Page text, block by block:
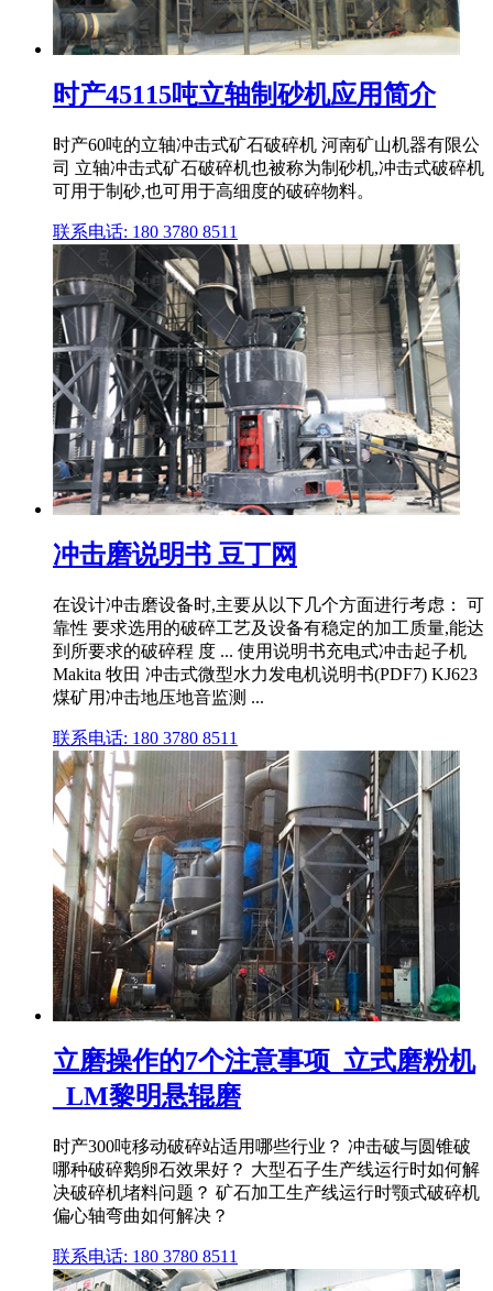
时产45115吨立轴制砂机应用简介
时产60吨的立轴冲击式矿石破碎机 河南矿山机器有限公
司 立轴冲击式矿石破碎机也被称为制砂机,冲击式破碎机
可用于制砂,也可用于高细度的破碎物料。
联系电话: 180 3780 8511
冲击磨说明书 豆丁网
在设计冲击磨设备时,主要从以下几个方面进行考虑： 可
靠性 要求选用的破碎工艺及设备有稳定的加工质量,能达
到所要求的破碎程 度 ... 使用说明书充电式冲击起子机
Makita 牧田 冲击式微型水力发电机说明书(PDF7) KJ623
煤矿用冲击地压地音监测 ...
联系电话: 180 3780 8511
立磨操作的7个注意事项_立式磨粉机
_LM黎明悬辊磨
时产300吨移动破碎站适用哪些行业？ 冲击破与圆锥破
哪种破碎鹅卵石效果好？ 大型石子生产线运行时如何解
决破碎机堵料问题？ 矿石加工生产线运行时颚式破碎机
偏心轴弯曲如何解决？
联系电话: 180 3780 8511